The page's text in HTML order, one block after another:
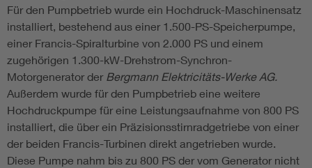
Für den Pumpbetrieb wurde ein Hochdruck-Maschinensatz
installiert, bestehend aus einer 1.500-PS-Speicherpumpe,
einer Francis-Spiralturbine von 2.000 PS und einem
zugehörigen 1.300-kW-Drehstrom-Synchron-
Motorgenerator der Bergmann Elektricitäts-Werke AG.
Außerdem wurde für den Pumpbetrieb eine weitere
Hochdruckpumpe für eine Leistungsaufnahme von 800 PS
installiert, die über ein Präzisionsstirnradgetriebe von einer
der beiden Francis-Turbinen direkt angetrieben wurde.
Diese Pumpe nahm bis zu 800 PS der vom Generator nicht